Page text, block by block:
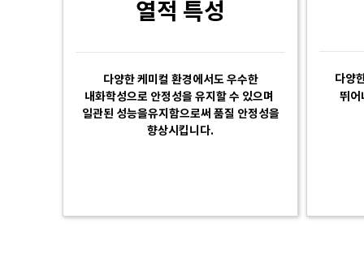
열적 특성
다양한 케미컬 환경에서도 우수한
내화학성으로 안정성을 유지할 수 있으며
일관된 성능을유지함으로써 품질 안정성을
향상시킵니다.
다양
뛰어